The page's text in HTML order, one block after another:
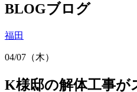
BLOGブログ
福田
04/07（木）
K様邸の解体工事が